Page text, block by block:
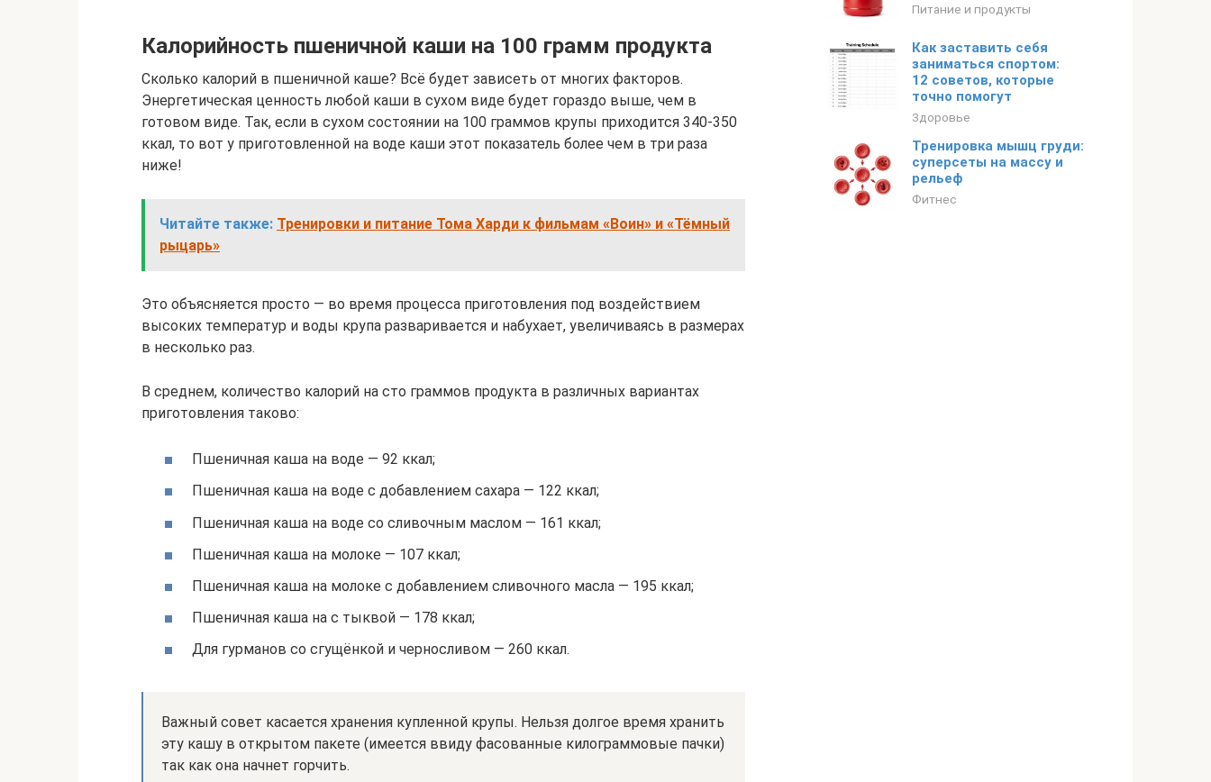
Калорийность пшеничной каши на 100 грамм продукта
Сколько калорий в пшеничной каше? Всё будет зависеть от многих факторов.
Энергетическая ценность любой каши в сухом виде будет гораздо выше, чем в
готовом виде. Так, если в сухом состоянии на 100 граммов крупы приходится 340-350
ккал, то вот у приготовленной на воде каши этот показатель более чем в три раза
ниже!
Читайте также: Тренировки и питание Тома Харди к фильмам «Воин» и «Тёмный
рыцарь»
Это объясняется просто — во время процесса приготовления под воздействием
высоких температур и воды крупа разваривается и набухает, увеличиваясь в размерах
в несколько раз.
В среднем, количество калорий на сто граммов продукта в различных вариантах
приготовления таково:
Пшеничная каша на воде — 92 ккал;
Пшеничная каша на воде с добавлением сахара — 122 ккал;
Пшеничная каша на воде со сливочным маслом — 161 ккал;
Пшеничная каша на молоке — 107 ккал;
Пшеничная каша на молоке с добавлением сливочного масла — 195 ккал;
Пшеничная каша на с тыквой — 178 ккал;
Для гурманов со сгущёнкой и черносливом — 260 ккал.
Важный совет касается хранения купленной крупы. Нельзя долгое время хранить
эту кашу в открытом пакете (имеется ввиду фасованные килограммовые пачки)
так как она начнет горчить.
Питание и продукты
Как заставить себя
заниматься спортом:
12 советов, которые
точно помогут
Здоровье
Тренировка мышц груди:
суперсеты на массу и
рельеф
Фитнес